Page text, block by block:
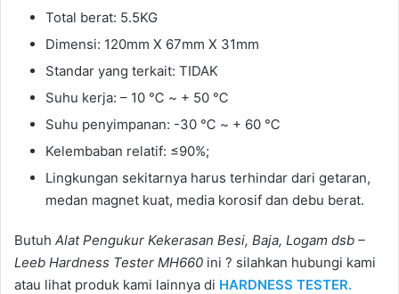
Total berat: 5.5KG
Dimensi: 120mm X 67mm X 31mm
Standar yang terkait: TIDAK
Suhu kerja: – 10 ℃ ~ + 50 ℃
Suhu penyimpanan: -30 ℃ ~ + 60 ℃
Kelembaban relatif: ≤90%;
Lingkungan sekitarnya harus terhindar dari getaran,
medan magnet kuat, media korosif dan debu berat.
Butuh Alat Pengukur Kekerasan Besi, Baja, Logam dsb –
Leeb Hardness Tester MH660 ini ? silahkan hubungi kami
atau lihat produk kami lainnya di HARDNESS TESTER.